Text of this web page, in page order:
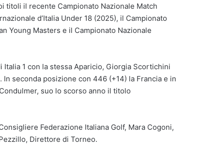
titoli il recente Campionato Nazionale Match
d’Italia Under 18 (2025), il Campionato
Young Masters e il Campionato Nazionale
1 con la stessa Aparicio, Giorgia Scortichini
seconda posizione con 446 (+14) la Francia e in
suo lo scorso anno il titolo
Federazione Italiana Golf, Mara Cogoni,
Direttore di Torneo.